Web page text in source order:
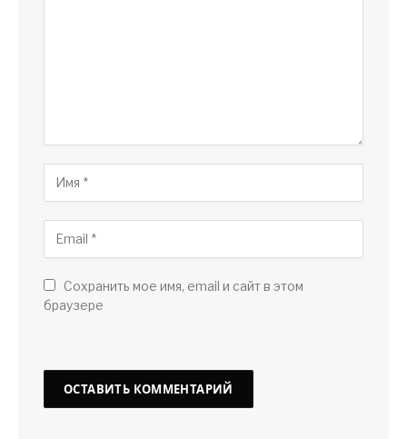
Сохранить мое имя, email и сайт в этом
браузере